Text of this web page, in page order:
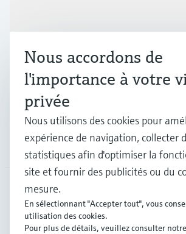
Industries
Support
Société
CAN•Français
Nous accordons de
l'importance à votre
privée
Nous utilisons des cookies pour
expérience de navigation, collecter
statistiques afin d'optimiser la
site et fournir des publicités ou du
mesure.
En sélectionnant "Accepter tout", vous
utilisation des cookies.
Pour plus de détails, veuillez consulter notre